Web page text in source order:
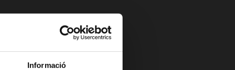
Informació